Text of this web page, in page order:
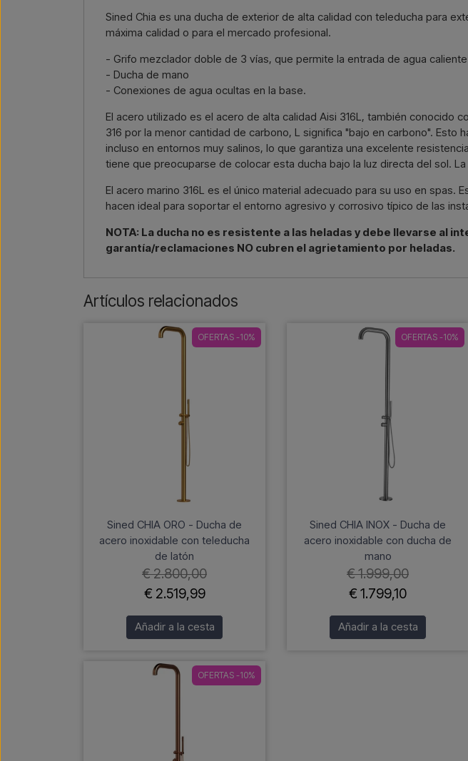
Sined Chia es una ducha de exterior de alta calidad con teleducha para
máxima calidad o para el mercado profesional.
- Grifo mezclador doble de 3 vías, que permite la entrada de agua
- Ducha de mano
- Conexiones de agua ocultas en la base.
El acero utilizado es el acero de alta calidad Aisi 316L, también conocido
316 por la menor cantidad de carbono, L significa "bajo en carbono".
incluso en entornos muy salinos, lo que garantiza una excelente
tiene que preocuparse de colocar esta ducha bajo la luz directa del sol.
El acero marino 316L es el único material adecuado para su uso en
hacen ideal para soportar el entorno agresivo y corrosivo típico de las
NOTA: La ducha no es resistente a las heladas y debe llevarse al
garantía/reclamaciones NO cubren el agrietamiento por heladas.
Artículos relacionados
OFERTAS -10%
Sined CHIA ORO - Ducha de
acero inoxidable con teleducha
de latón
€ 2.800,00
€ 2.519,99
Añadir a la cesta
OFERTAS -10%
Sined CHIA INOX - Ducha de
acero inoxidable con ducha de
mano
€ 1.999,00
€ 1.799,10
Añadir a la cesta
OFERTAS -10%